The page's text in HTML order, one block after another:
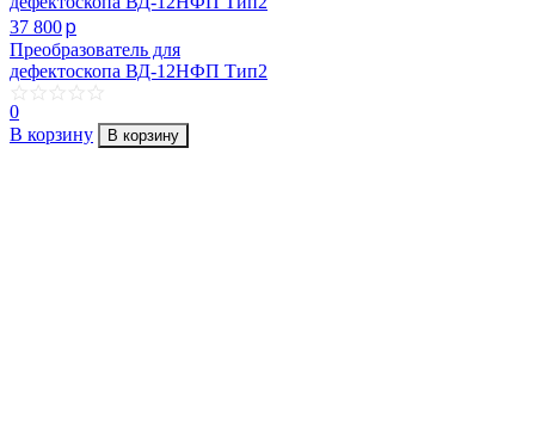
37 800p
Преобразователь для
дефектоскопа ВД-12НФП Тип2
0
В корзину
В корзину